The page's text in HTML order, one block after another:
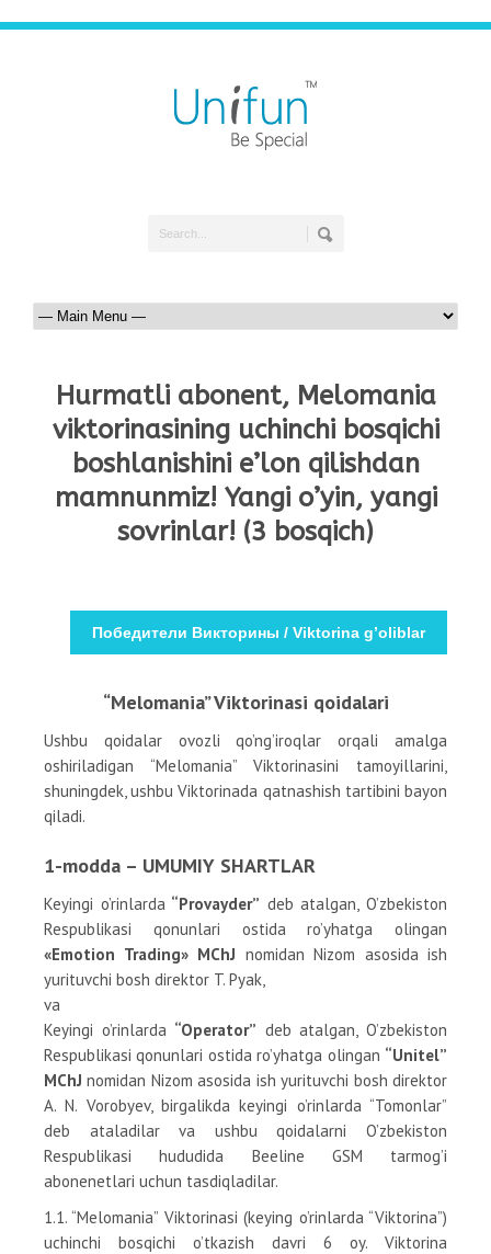
Hurmatli abonent, Melomania
viktorinasining uchinchi bosqichi
boshlanishini e’lon qilishdan
mamnunmiz! Yangi o’yin, yangi
sovrinlar! (3 bosqich)
Победители Викторины / Viktorina g’oliblar
“Melomania” Viktorinasi qoidalari
Ushbu qoidalar ovozli qo’ng’iroqlar orqali amalga
oshiriladigan “Melomania” Viktorinasini tamoyillarini,
shuningdek, ushbu Viktorinada qatnashish tartibini bayon
qiladi.
1-modda – UMUMIY SHARTLAR
Keyingi o’rinlarda “Provayder” deb atalgan, O’zbekiston
Respublikasi qonunlari ostida ro’yhatga olingan
«Emotion Trading» MChJ nomidan Nizom asosida ish
yurituvchi bosh direktor T. Pyak,
va
Keyingi o’rinlarda “Operator” deb atalgan, O’zbekiston
Respublikasi qonunlari ostida ro’yhatga olingan “Unitel”
MChJ nomidan Nizom asosida ish yurituvchi bosh direktor
A. N. Vorobyev, birgalikda keyingi o’rinlarda “Tomonlar”
deb ataladilar va ushbu qoidalarni O’zbekiston
Respublikasi hududida Beeline GSM tarmog’i
abonenetlari uchun tasdiqladilar.
1.1. “Melomania” Viktorinasi (keying o’rinlarda “Viktorina”)
uchinchi bosqichi o’tkazish davri 6 oy. Viktorina